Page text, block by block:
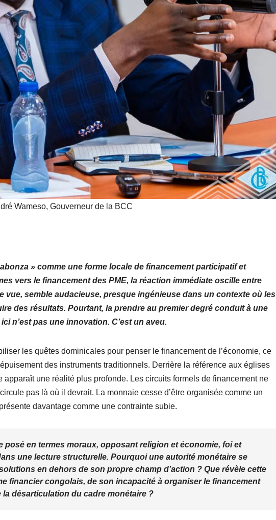
Wameso, Gouverneur de la BCC
» comme une forme locale de financement participatif et
vers le financement des PME, la réaction immédiate oscille entre
vue, semble audacieuse, presque ingénieuse dans un contexte où les
des résultats. Pourtant, la prendre au premier degré conduit à une
n’est pas une innovation. C’est un aveu.
les quêtes dominicales pour penser le financement de l’économie, ce
des instruments traditionnels. Derrière la référence aux églises
une réalité plus profonde. Les circuits formels de financement ne
pas là où il devrait. La monnaie cesse d’être organisée comme un
davantage comme une contrainte subie.
posé en termes moraux, opposant religion et économie, foi et
une lecture structurelle. Pourquoi une autorité monétaire se
en dehors de son propre champ d’action ? Que révèle cette
financier congolais, de son incapacité à organiser le financement
désarticulation du cadre monétaire ?
mobilise les
investisseurs
autour de
l’ambition
d’une RDC,
destination
phare de
l’investisseme
nt en Afrique